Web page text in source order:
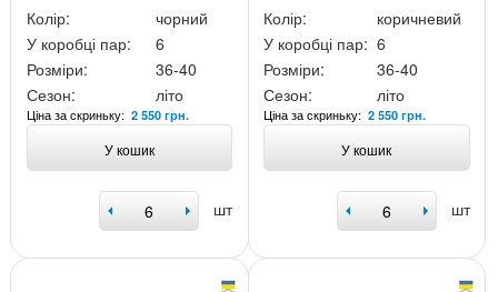
Колір:
чорний
У коробці пар:
6
Розміри:
36-40
Сезон:
літо
Ціна за скриньку: 2 550 грн.
У кошик
шт
Колір:
коричневий
У коробці пар: 6
Розміри:
36-40
Сезон:
літо
Ціна за скриньку:2 550 грн.
У кошик
шт